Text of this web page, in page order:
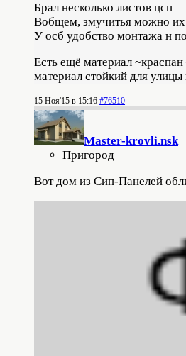
Брал несколько листов цсп
Вобщем, змучитья можно их
У осб удобство монтажа н
Есть ещё материал
материал стойкий для
15 Ноя'15 в 15:16 #76510
Master-krovli.nsk
Пригород
Вот дом из Сип-Панелей